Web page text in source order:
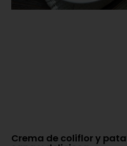
Crema de coliflor y